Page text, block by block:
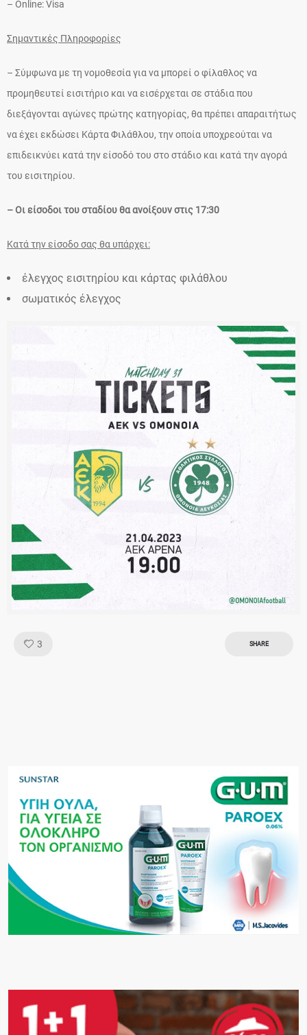
– Online: Visa
Σημαντικές Πληροφορίες
– Σύμφωνα με τη νομοθεσία για να μπορεί ο φίλαθλος να
προμηθευτεί εισιτήριο και να εισέρχεται σε στάδια που
διεξάγονται αγώνες πρώτης κατηγορίας, θα πρέπει απαραιτήτως
να έχει εκδώσει Κάρτα Φιλάθλου, την οποία υποχρεούται να
επιδεικνύει κατά την είσοδό του στο στάδιο και κατά την αγορά
του εισιτηρίου.
– Οι είσοδοι του σταδίου θα ανοίξουν στις 17:30
Κατά την είσοδο σας θα υπάρχει:
έλεγχος εισιτηρίου και κάρτας φιλάθλου
σωματικός έλεγχος
3 SHARE